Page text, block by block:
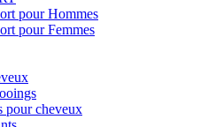
pour Hommes
pour Femmes
pour cheveux